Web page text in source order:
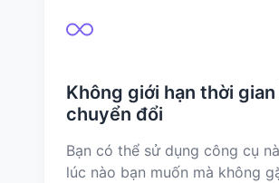
Không giới hạn thời gian
chuyển đổi
Bạn có thể sử dụng công cụ
lúc nào bạn muốn mà không